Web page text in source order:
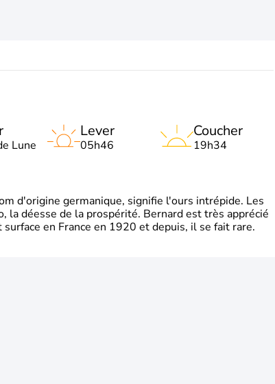
Lune
Lever
05h46
Coucher
19h34
d'origine germanique, signifie l'ours intrépide. Les
la déesse de la prospérité. Bernard est très apprécié
en France en 1920 et depuis, il se fait rare.